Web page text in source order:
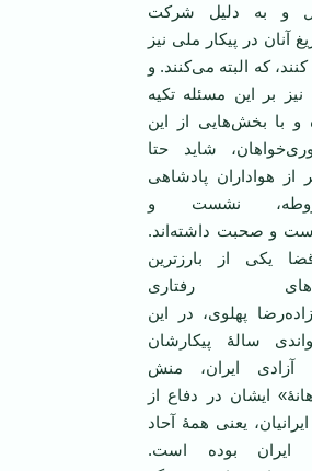
و به دلیل شرکت
آنان در پیکار ملی نیز
کنند، که البته می‌کنند. و
نیز بر این مسئله تکیه
و با بخش‌هایی از این
شاید حتا
از هواداران پادشاهی
نشست و
و صحبت داشته‌اند.
یکی از بارزترین
رفتاری
پهلوی، در این
سالۀ پیکارشان
آزادی ایران، منش
ایشان در دفاع از
یعنی همۀ آحاد
ایران بوده است.